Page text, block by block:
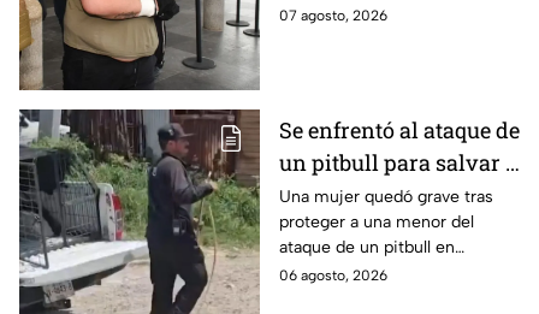
ataques en fraccionamientos
07 agosto, 2026
Se enfrentó al ataque de
un pitbull para salvar a
una menor; hoy lucha
por su vida en Zapopan
Una mujer quedó grave tras
proteger a una menor del
ataque de un pitbull en
Zapopan; la víctima sufrió
06 agosto, 2026